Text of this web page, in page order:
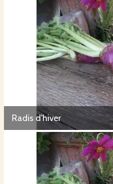
Radis d'hiver